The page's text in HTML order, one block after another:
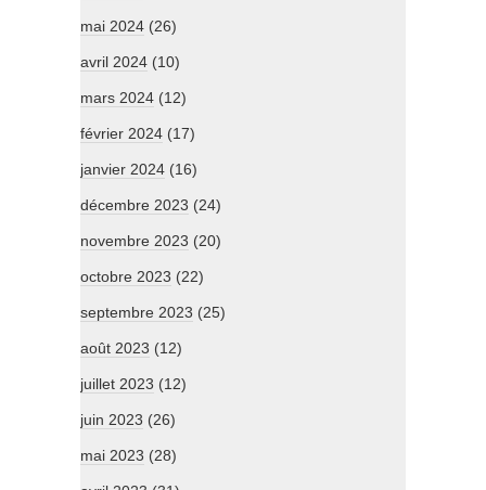
mai 2024 (26)
avril 2024 (10)
mars 2024 (12)
février 2024 (17)
janvier 2024 (16)
décembre 2023 (24)
novembre 2023 (20)
octobre 2023 (22)
septembre 2023 (25)
août 2023 (12)
juillet 2023 (12)
juin 2023 (26)
mai 2023 (28)